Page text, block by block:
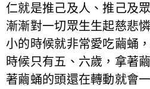
仁就是推己及人、推己及
漸漸對一切眾生生起慈悲
小的時候就非常愛吃繭蛹
時候只有五、六歲，拿著
著繭蛹的頭還在轉動就會